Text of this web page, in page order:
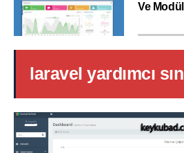
Ve
laravel yardımcı